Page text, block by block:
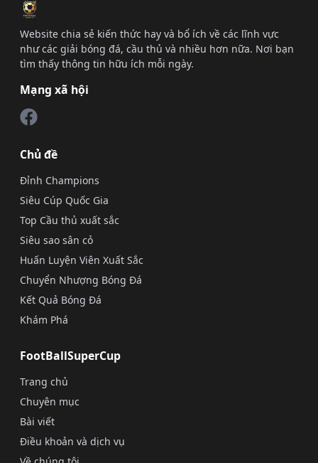
Website chia sẻ kiến thức hay và bổ ích về các lĩnh vực
như các giải bóng đá, cầu thủ và nhiều hơn nữa. Nơi bạn
tìm thấy thông tin hữu ích mỗi ngày.
Mạng xã hội
Chủ đề
Đỉnh Champions
Siêu Cúp Quốc Gia
Top Cầu thủ xuất sắc
Siêu sao sân cỏ
Huấn Luyện Viên Xuất Sắc
Chuyển Nhượng Bóng Đá
Kết Quả Bóng Đá
Khám Phá
FootBallSuperCup
Trang chủ
Chuyên mục
Bài viết
Điều khoản và dịch vụ